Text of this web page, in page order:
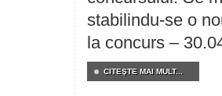
stabilindu-se o
la concurs –
CITEŞTE MAI MULT...